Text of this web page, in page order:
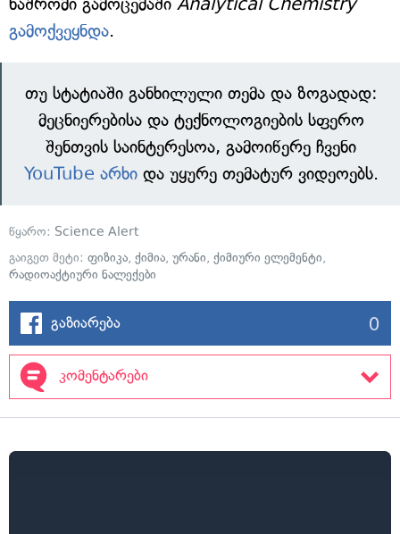
ნაშრომი გამოცემაში Analytical Chemistry
გამოქვეყნდა.
თუ სტატიაში განხილული თემა და ზოგადად:
მეცნიერებისა და ტექნოლოგიების სფერო
შენთვის საინტერესოა, გამოიწერე ჩვენი
YouTube არხიდა უყურე თემატურ ვიდეოებს.
წყარო: Science Alert
გაიგეთ მეტი: ფიზიკა, ქიმია, ურანი, ქიმიური ელემენტი,
რადიოაქტიური ნალექები
გაზიარება 0
კომენტარები